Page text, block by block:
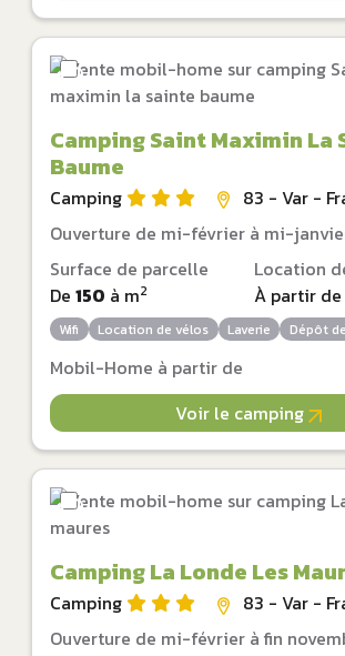
Camping Saint Maximin La
Baume
Camping
83 - Var -
Ouverture de mi-février à mi-
Surface de parcelle
De 150 à m2
Location
À partir de
Wifi Location de vélos Laverie Dépôt
Mobil-Home à partir de
Voir le camping
Camping La Londe Les
Camping
83 - Var -
Ouverture de mi-février à fin